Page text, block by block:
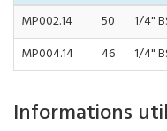
MP002.14 50 1/4"
MP004.14
46 1/4"
Informations